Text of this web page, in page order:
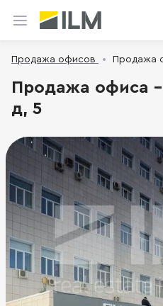
Продажа офисов Продажа
Продажа офиса
д, 5